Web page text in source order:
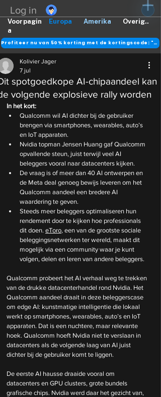
Log in
Europa Amerika Overig..
Voorpagin
a
Profiteer nu van 50% korting met de kortingscode: "DANK"
spotgoedkope AI-chipaandeel kan
volgende explosieve rally worden
Kolivier Jager
7 jul
In het kort:
Qualcomm wil AI dichter bij de gebruiker
brengen via smartphones, wearables, auto’s
en IoT apparaten.
Nvidia topman Jensen Huang gaf Qualcomm
opvallende steun, juist terwijl veel AI
beleggers vooral naar datacenters kijken.
De vraag is of meer dan 40 AI ontwerpen en
de Meta deal genoeg bewijs leveren om het
Qualcomm aandeel een bredere AI
waardering te geven.
Steeds meer beleggers optimaliseren hun
rendement door te kijken hoe professionals
dit doen. eToro, een van de grootste sociale
beleggingsnetwerken ter wereld, maakt dit
mogelijk via een community waar je kunt
volgen, delen en leren van andere beleggers.
Qualcomm probeert het AI verhaal weg te trekken
van de drukke datacenterhandel rond Nvidia. Het
Qualcomm aandeel draait in deze beleggerscase
om edge AI: kunstmatige intelligentie die lokaal
werkt op smartphones, wearables, auto’s en IoT
apparaten. Dat is een nuchtere, maar relevante
hoek. Qualcomm hoeft Nvidia niet te verslaan in
datacenters als de volgende laag van AI juist
dichter bij de gebruiker komt te liggen.
De eerste AI hausse draaide vooral om
datacenters en GPU clusters, grote bundels
grafische chips. Nvidia werd daar het gezicht van,